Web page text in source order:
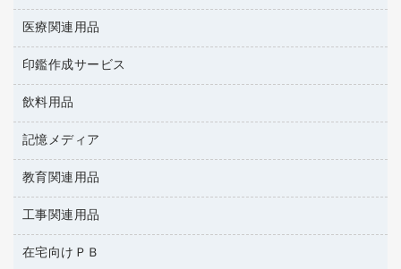
帳簿
典礼用品
伝票
粘着メモ
ＯＡエプロン
ＯＡクリーナー／エアダスター
ＯＡフィルター
キーボード／テンキー
スマートフォン／モバイル周辺機器
セキュリティ用品
ディスプレイモニター
ネットワーク／ＬＡＮ機器
インクジェットプリンタ／複合機
コピー機
スキャナー
デジタルカメラ
ファクシミリ
プロジェクタ
メモリーカード
レーザープリンタ／複合機
２穴リフィル・２穴インデックス
３０穴リフィル・３０穴インデックス
Ｚ式ファイル
カードケース
クリップボード
クリヤーブック（差替式）
クリヤーホルダー
コンピュータ用ファイル
医療関連用品
医療関連用品
介護用品
感染症対策用品
感染症対策用品（食品・飲料・食添製品）
管理医療機器
保健用品
印鑑作成サービス
印鑑作成サービス
飲料用品
インスタントコーヒー
お茶備品
コーヒーメーカー・備品
ソフトドリンク
ミネラルウォーター
記憶メディア
ＣＤ－Ｒ
ＣＤ－ＲＷ
ＤＶＤ
データカートリッジ
教育関連用品
教育関連用品
工事関連用品
安全靴（特別販売品）
在宅向けＰＢ